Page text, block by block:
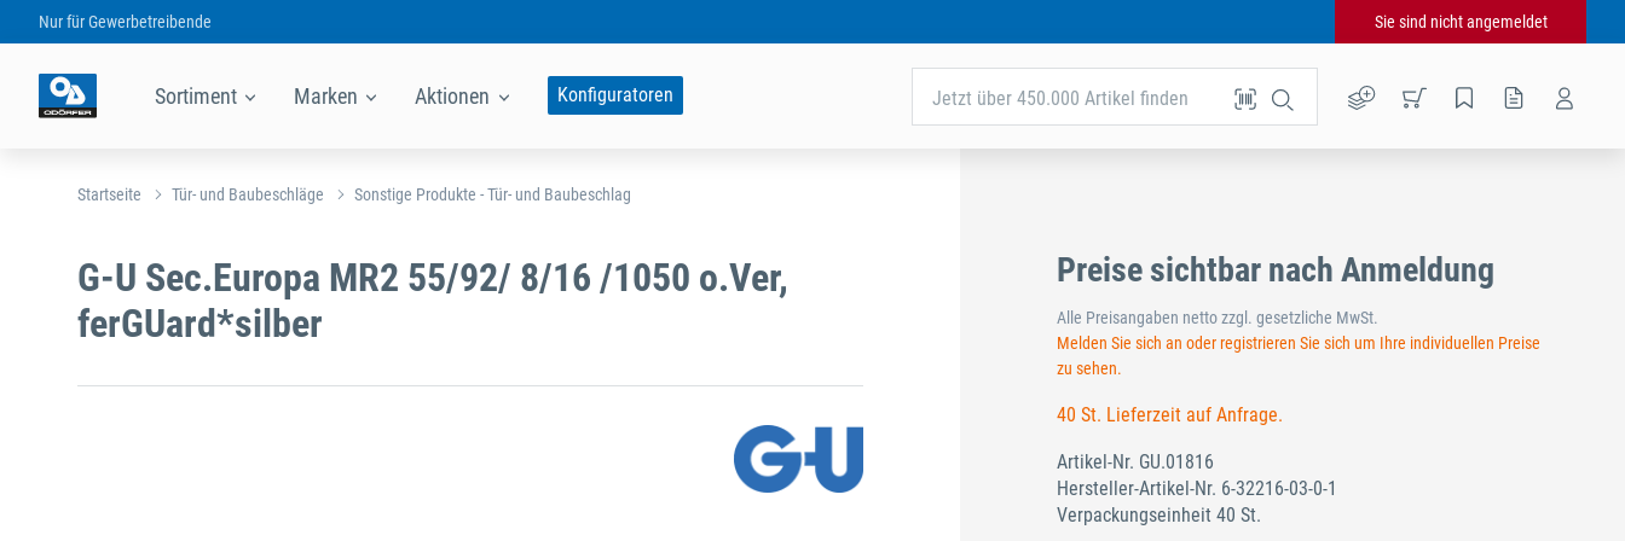
Nur fürGewerbetreibende Sie sind nicht angemeldet
Sortiment Marken Aktionen Konfiguratoren Jetzt über 450.000 Artikel finden
Startseite Tür- und Baubeschläge Sonstige Produkte - Tür- und Baubeschlag
G-U Sec.Europa MR2 55/92/ 8/16 /1050 o.Ver,
ferGUard*silber
Preise sichtbar nach Anmeldung
Alle Preisangaben netto zzgl. gesetzliche MwSt.
Melden Sie sich an oder registrieren Sie sich um Ihre individuellen Preise
zu sehen.
40 St. Lieferzeit auf Anfrage.
Artikel-Nr. GU.01816
Hersteller-Artikel-Nr. 6-32216-03-0-1
Verpackungseinheit 40 St.